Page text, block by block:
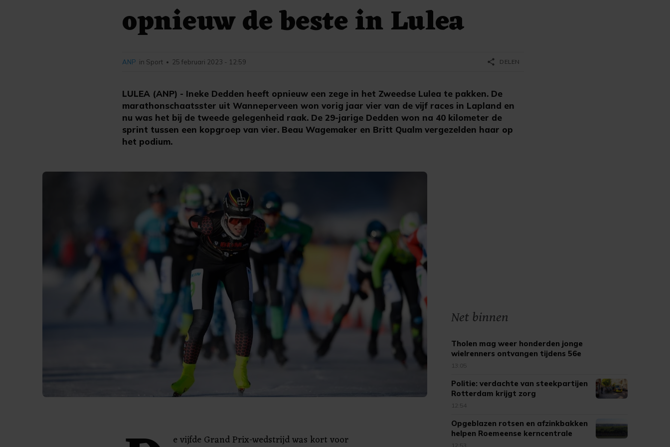
opnieuw de beste in Lulea
LULEA (ANP) - Ineke Dedden heeft opnieuw een zege in het Zweedse Lulea te pakken. De
marathonschaatsster uit Wanneperveen won vorig jaar vier van de vijf races in Lapland en
nu was het bij de tweede gelegenheid raak. De 29-jarige Dedden won na 40 kilometer de
sprint tussen een kopgroep van vier. Beau Wagemaker en Britt Qualm vergezelden haar op
het podium.
ANP in Sport • 25 februari 2023 - 12:59 share DELEN
e vijfde Grand Prix-wedstrijd was kort voor
Net binnen
Tholen mag weer honderden jonge
wielrenners ontvangen tijdens 56e
Kleine Tour
13:05
Politie: verdachte van steekpartijen
Rotterdam krijgt zorg
12:54
Opgeblazen rotsen en afzinkbakken
helpen Roemeense kerncentrale
12:53